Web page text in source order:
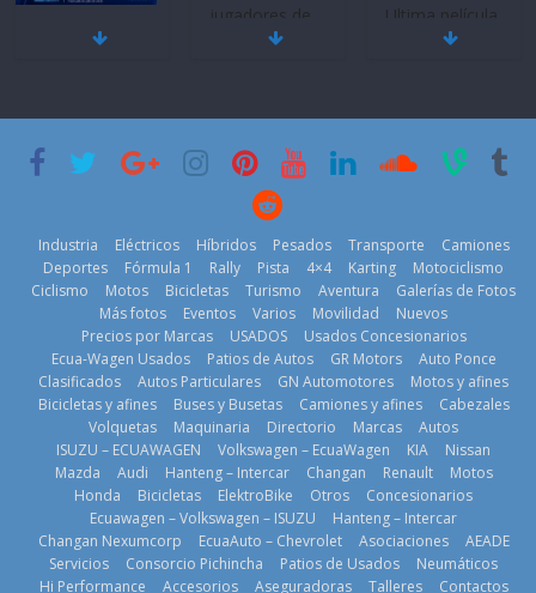
Mercado
historia
11 de julio de
BMW, Toyota,
Bosch y
prueban flota
que usa
gasolina 100%
renovable
25 de julio de
2026
20 de mayo de
Kia reúne a
jugadores de
fútbol de todo
el mundo en
‘Kia OMBC
Cup’
6 de mayo de
2026
La Vuelta al
Ecuador 2026,
Ultima película
‘Spider‑Man:
29 de julio de
¿Qué puede
pasar con tu
vehículo si
permanece
varios días sin
usar?
3 de agosto de
2026
Industria Eléctricos Híbridos Pesados Transporte
Camiones
Deportes
Fórmula 1 Rally Pista 4×4 Karting
Motociclismo
Ciclismo
Motos Bicicletas Turismo Aventura
Galerías de Fotos
Más fotos
Eventos Varios Movilidad
Nuevos
Precios por Marcas
USADOS
Usados Concesionarios
Ecua-Wagen Usados
Patios de Autos GR Motors
Auto Ponce
Clasificados
Autos Particulares GN Automotores
Motos y afines
Bicicletas y afines
Buses y Busetas Camiones y afines
Cabezales
Volquetas
Maquinaria Directorio Marcas
Autos
ISUZU – ECUAWAGEN
Volkswagen – EcuaWagen KIA
Nissan
Mazda
Audi Hanteng – Intercar Changan Renault
Motos
Honda
Bicicletas ElektroBike Otros
Concesionarios
Ecuawagen – Volkswagen – ISUZU
Hanteng – Intercar
Changan Nexumcorp
EcuaAuto – Chevrolet Asociaciones
AEADE
Servicios
Consorcio Pichincha Patios de Usados
Neumáticos
Hi Performance
Accesorios Aseguradoras Talleres Contactos